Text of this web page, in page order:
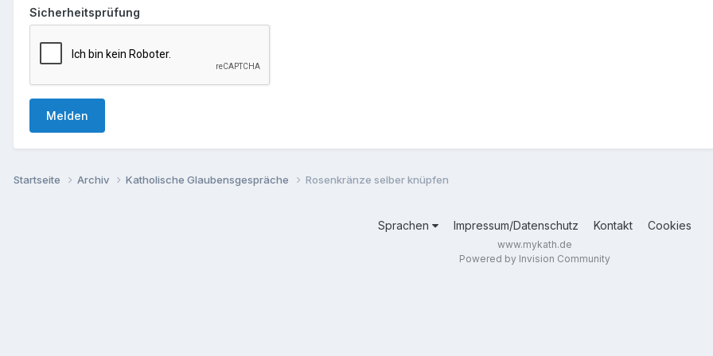
Sicherheitsprüfung
Melden
Startseite Archiv Katholische Glaubensgespräche Rosenkränze selber knüpfen
Sprachen Impressum/Datenschutz Kontakt Cookies
www.mykath.de
Powered by Invision Community